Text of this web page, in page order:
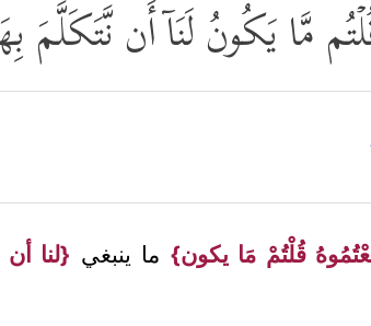
مَّا یَكُونُ لَنَاۤ أَن
قُلْتُمْ مَا يكون} ما ينبغي {لنا